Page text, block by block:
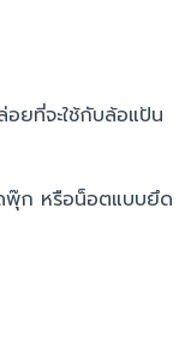
อยที่จะใช้กับล้อแป้น
ดพุ๊ก หรือน็อตแบบยึด